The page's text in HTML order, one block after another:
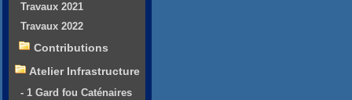
Travaux 2021
Travaux 2022
Contributions
Atelier Infrastructure
- 1 Gard fou Caténaires